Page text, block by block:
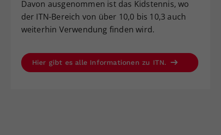
Davon ausgenommen ist das Kidstennis, wo
der ITN-Bereich von über 10,0 bis 10,3 auch
weiterhin Verwendung finden wird.
Hier gibt es alle Informationen zu ITN.